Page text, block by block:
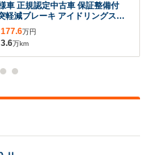
車 正規認定中古車 保証整備付
軽減ブレーキ アイドリングスト
キープ クルコン LEDライト 純正
177.6万円
3.6万km